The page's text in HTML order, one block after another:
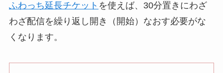
ふわっち延長チケット を使えば、30分置きにわざ
わざ配信を繰り返し開き（開始）なおす必要がな
くなります。